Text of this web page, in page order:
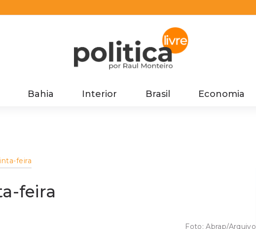
Bahia Interior Brasil Economia
feira
feira
Foto:Abrap/Arquivo